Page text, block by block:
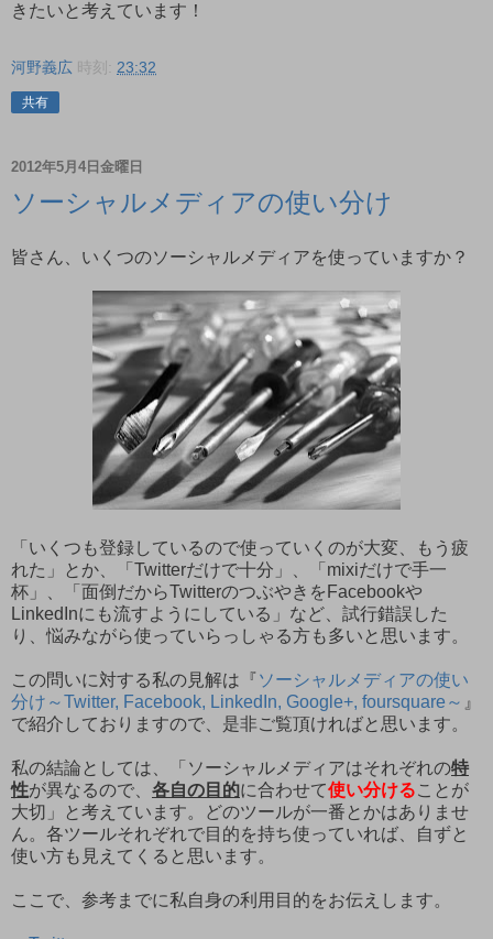
きたいと考えています！
河野義広 時刻: 23:32
共有
2012年5月4日金曜日
ソーシャルメディアの使い分け
皆さん、いくつのソーシャルメディアを使っていますか？
「いくつも登録しているので使っていくのが大変、もう疲
れた」とか、「Twitterだけで十分」、「mixiだけで手一
杯」、「面倒だからTwitterのつぶやきをFacebookや
LinkedInにも流すようにしている」など、試行錯誤した
り、悩みながら使っていらっしゃる方も多いと思います。
この問いに対する私の見解は『 ソーシャルメディアの使い
分け～Twitter, Facebook, LinkedIn, Google+, foursquare～ 』
で紹介しておりますので、是非ご覧頂ければと思います。
私の結論としては、「ソーシャルメディアはそれぞれの特
性が異なるので、 各自の目的に合わせて使い分けることが
大切」と考えています。どのツールが一番とかはありませ
ん。各ツールそれぞれで目的を持ち使っていれば、自ずと
使い方も見えてくると思います。
ここで、参考までに私自身の利用目的をお伝えします。